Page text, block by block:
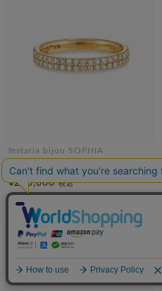
festaria bijou SOPHIA
¥253,000税込